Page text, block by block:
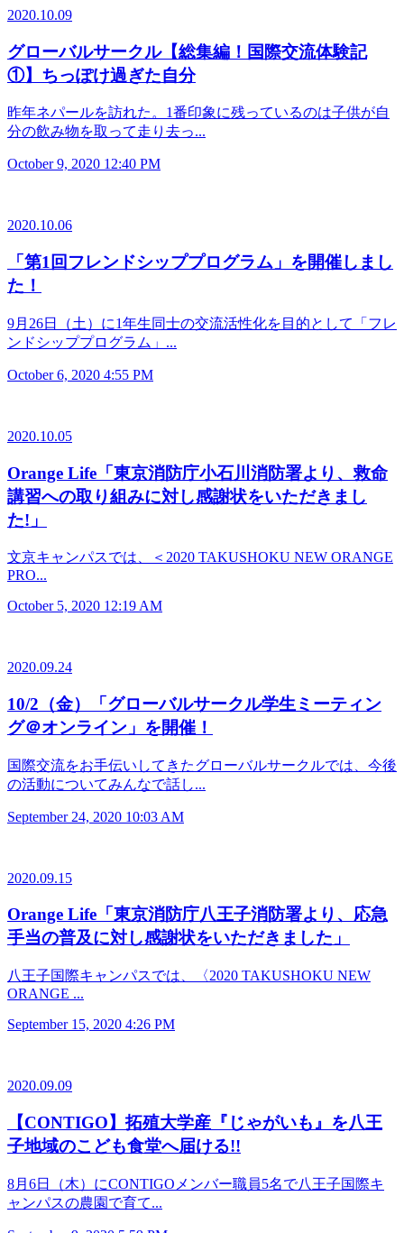
2020.10.09
グローバルサークル【総集編！国際交流体験記
①】ちっぽけ過ぎた自分
昨年ネパールを訪れた。1番印象に残っているのは子供が自
分の飲み物を取って走り去っ...
October 9, 2020 12:40 PM
2020.10.06
「第1回フレンドシッププログラム」を開催しまし
た！
9月26日（土）に1年生同士の交流活性化を目的として「フレ
ンドシッププログラム」...
October 6, 2020 4:55 PM
2020.10.05
Orange Life「東京消防庁小石川消防署より、救命
講習への取り組みに対し感謝状をいただきまし
た!」
文京キャンパスでは、＜2020 TAKUSHOKU NEW ORANGE
PRO...
October 5, 2020 12:19 AM
2020.09.24
10/2（金）「グローバルサークル学生ミーティン
グ＠オンライン」を開催！
国際交流をお手伝いしてきたグローバルサークルでは、今後
の活動についてみんなで話し...
September 24, 2020 10:03 AM
2020.09.15
Orange Life「東京消防庁八王子消防署より、応急
手当の普及に対し感謝状をいただきました」
八王子国際キャンパスでは、〈2020 TAKUSHOKU NEW
ORANGE ...
September 15, 2020 4:26 PM
2020.09.09
【CONTIGO】拓殖大学産『じゃがいも』を八王
子地域のこども食堂へ届ける!!
8月6日（木）にCONTIGOメンバー職員5名で八王子国際キ
ャンパスの農園で育て...